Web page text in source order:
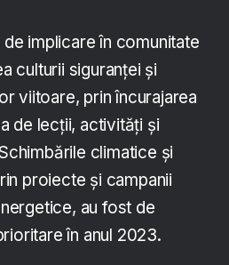
implicare în comunitate
culturii siguranței și
viitoare, prin încurajarea
de lecții, activități și
climatice și
proiecte şi campanii
au fost de
în anul 2023.